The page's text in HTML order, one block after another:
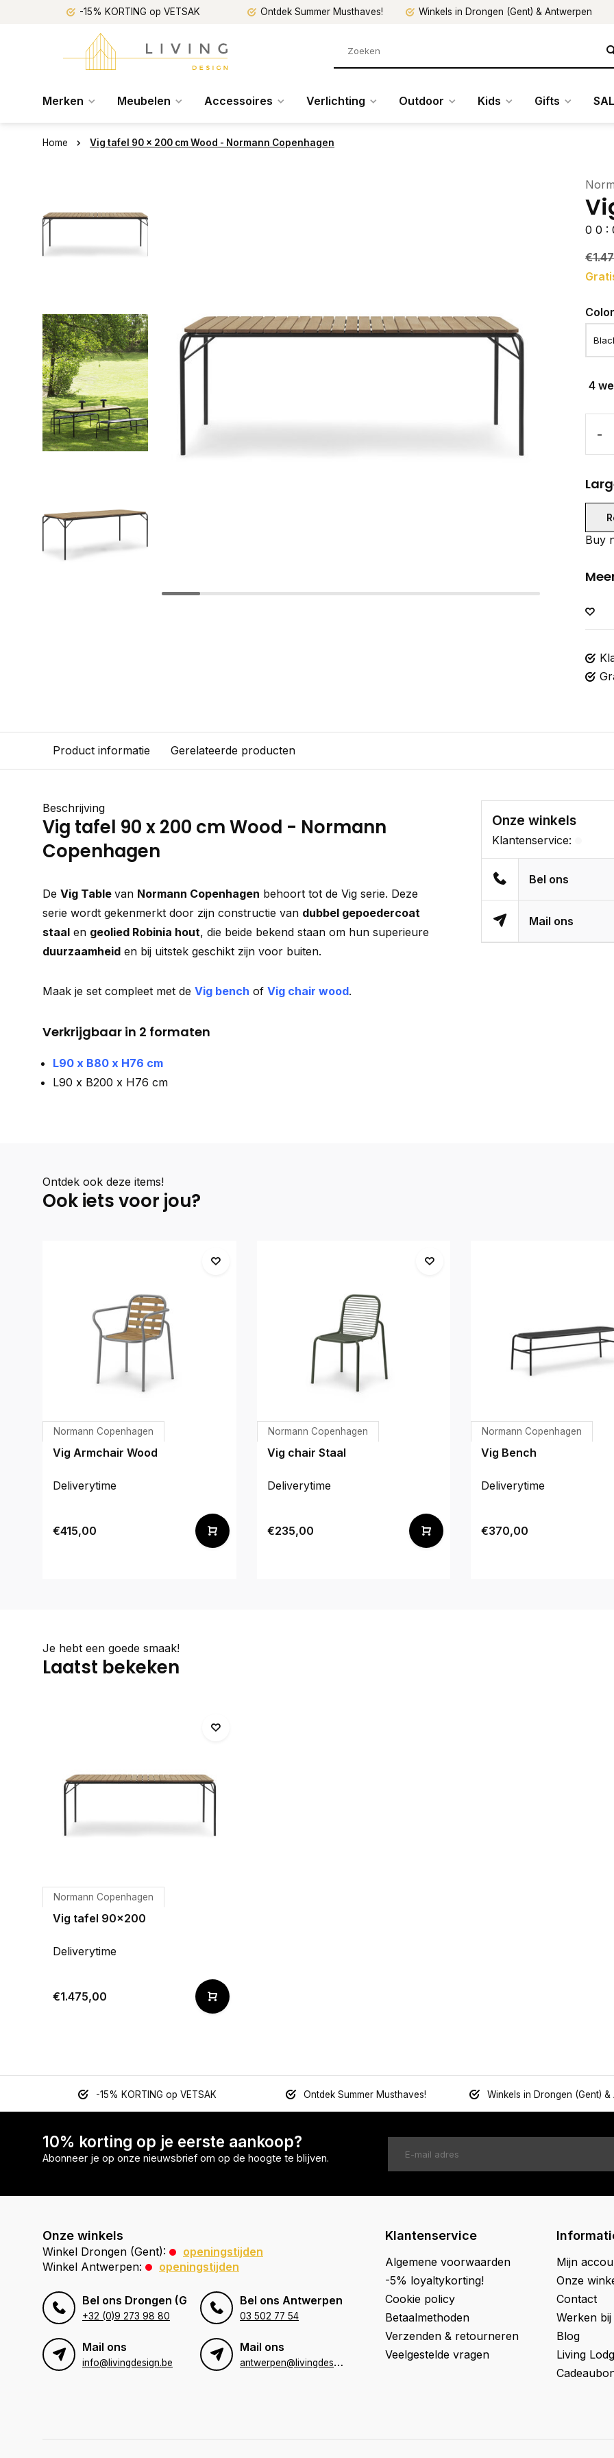
-15% KORTING op VETSAK Ontdek Summer Musthaves! Winkels in Drongen (Gent) & Antwerpen
Merken Meubelen Accessoires Verlichting Outdoor Kids Gifts
Home Vig tafel 90 x 200 cm Wood - Normann Copenhagen
0 0 :
4
-
Buy
Product informatie Gerelateerde producten
Beschrijving
Vig tafel 90 x 200 cm Wood - Normann
Copenhagen
De Vig Table van Normann Copenhagen behoort tot de Vig serie. Deze
serie wordt gekenmerkt door zijn constructie van dubbel gepoedercoat
staal en geolied Robinia hout, die beide bekend staan om hun superieure
duurzaamheid en bij uitstek geschikt zijn voor buiten.
Maak je set compleet met de Vig bench of Vig chair wood.
Verkrijgbaar in 2 formaten
L90 x B80 x H76 cm
L90 x B200 x H76 cm
Onze winkels
Klantenservice:
Bel ons
Mail ons
Ontdek ook deze items!
Ook iets voor jou?
Normann Copenhagen
Vig Armchair Wood
Deliverytime
€415,00
Normann Copenhagen
Vig chair Staal
Deliverytime
€235,00
Normann Copenhagen
Vig Bench
Deliverytime
€370,00
Je hebt een goede smaak!
Laatst bekeken
Normann Copenhagen
Vig tafel 90x200
Deliverytime
€1.475,00
-15% KORTING op VETSAK Ontdek Summer Musthaves! Winkels in Drongen (Gent) &
10% korting op je eerste aankoop?
Abonneer je op onze nieuwsbrief om op de hoogte te blijven.
Onze winkels
Winkel Drongen (Gent):
openingstijden
Winkel Antwerpen:
openingstijden
Bel ons Drongen (Gent)
+32 (0)9 273 98 80
Bel ons Antwerpen
03 502 77 54
Mail ons
info@livingdesign.be
Mail ons
a
ntwerpen@livingdesign.be
Klantenservice
Algemene voorwaarden
-5% loyaltykorting!
Cookie policy
Betaalmethoden
Verzenden & retourneren
Veelgestelde vragen
Mijn
Onze
Contact
Werken bij
Blog
Living